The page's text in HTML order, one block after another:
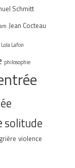
Schmitt
Jean Cocteau
Lola Lafon
philosophie
solitude
violence